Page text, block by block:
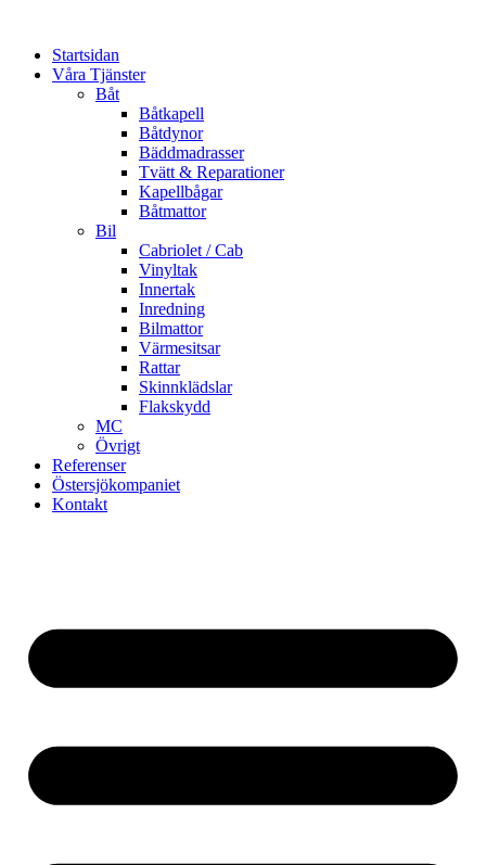
Startsidan
Våra Tjänster
Båt
Båtkapell
Båtdynor
Bäddmadrasser
Tvätt & Reparationer
Kapellbågar
Båtmattor
Bil
Cabriolet / Cab
Vinyltak
Innertak
Inredning
Bilmattor
Värmesitsar
Rattar
Skinnklädslar
Flakskydd
MC
Övrigt
Referenser
Östersjökompaniet
Kontakt